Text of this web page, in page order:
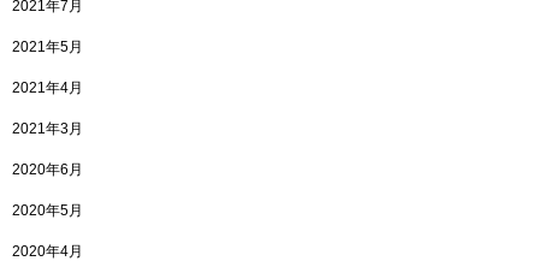
2021年7月
2021年5月
2021年4月
2021年3月
2020年6月
2020年5月
2020年4月